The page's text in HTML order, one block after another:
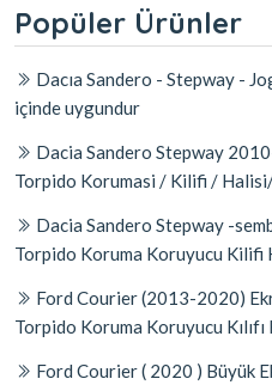
Popüler Ürünler
Dacıa Sandero - Stepway -
içinde uygundur
Dacia Sandero Stepway
Torpido Korumasi / Kilifi /
Dacia Sandero Stepway -
Torpido Koruma Koruyucu Kilifi
Ford Courier (2013-2020)
Torpido Koruma Koruyucu Kılıfı
Ford Courier ( 2020 ) Büyük